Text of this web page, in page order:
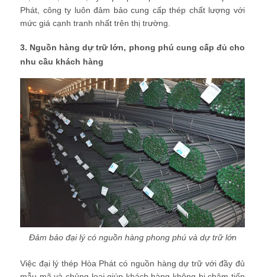
Phát, công ty luôn đảm bảo cung cấp thép chất lượng với
mức giá cạnh tranh nhất trên thị trường.
3. Nguồn hàng dự trữ lớn, phong phú cung cấp đủ cho
nhu cầu khách hàng
Đảm bảo đại lý có nguồn hàng phong phú và dự trữ lớn
Việc đại lý thép Hòa Phát có nguồn hàng dự trữ với đầy đủ